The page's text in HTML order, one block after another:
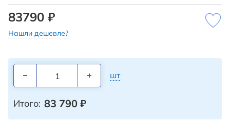
83790 ₽
Нашли дешевле?
шт
Итого: 83 790 ₽